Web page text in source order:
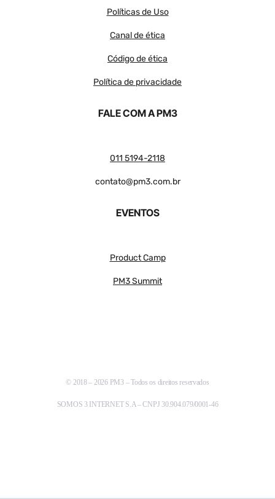
Políticas de Uso
Canal de ética
Código de ética
Política de privacidade
FALE COM A PM3
011 5194-2118
contato@pm3.com.br
EVENTOS
Product Camp
PM3 Summit
© 2018 – 2026 PM3 – Todos os direitos reservados
SOMOS 3 INTERNET S.A – CNPJ 30.904.079/0001-46